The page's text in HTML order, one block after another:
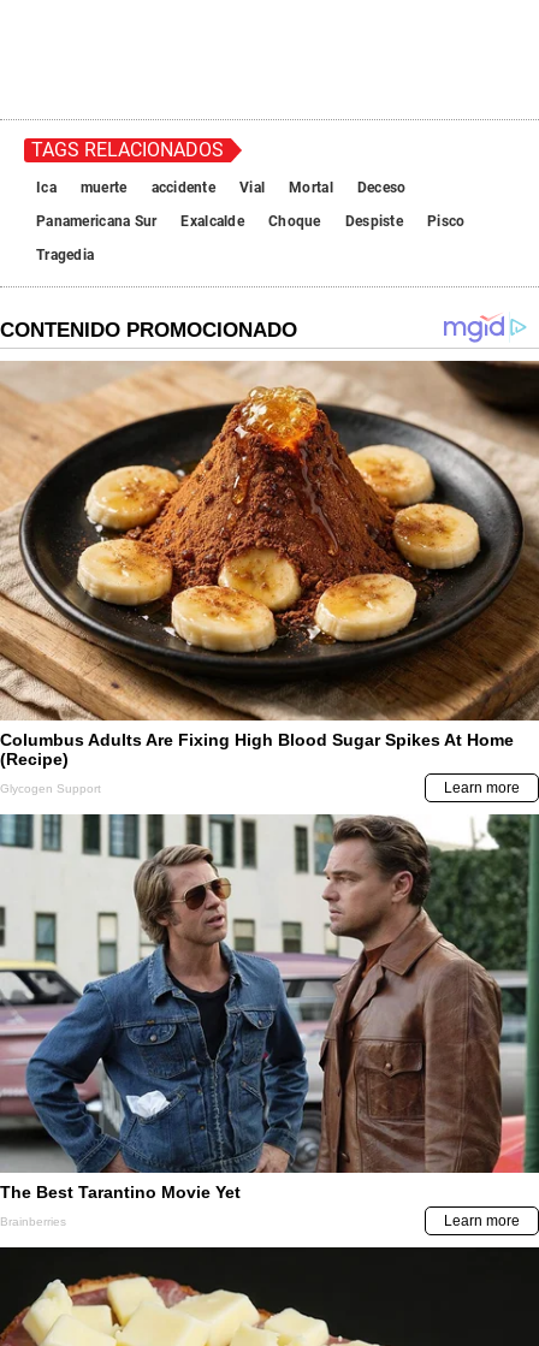
TAGS RELACIONADOS
Ica muerte accidente Vial Mortal
Deceso
Panamericana Sur
Exalcalde Choque Despiste
Pisco
Tragedia